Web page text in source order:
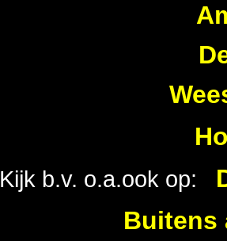
Kijk b.v. o.a.ook op:
Buitens